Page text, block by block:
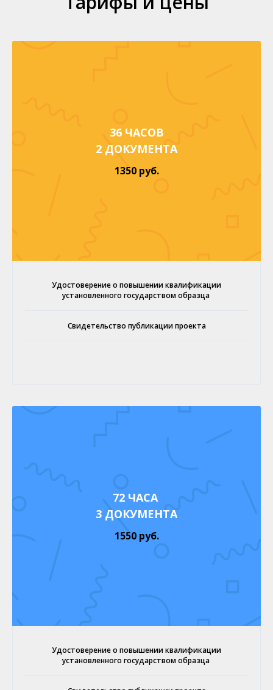
36 ЧАСОВ
2 ДОКУМЕНТА
1350 руб.
Удостоверение о повышении квалификации
установленного государством образца
Свидетельство публикации проекта
72 ЧАСА
3 ДОКУМЕНТА
1550 руб.
Удостоверение о повышении квалификации
установленного государством образца